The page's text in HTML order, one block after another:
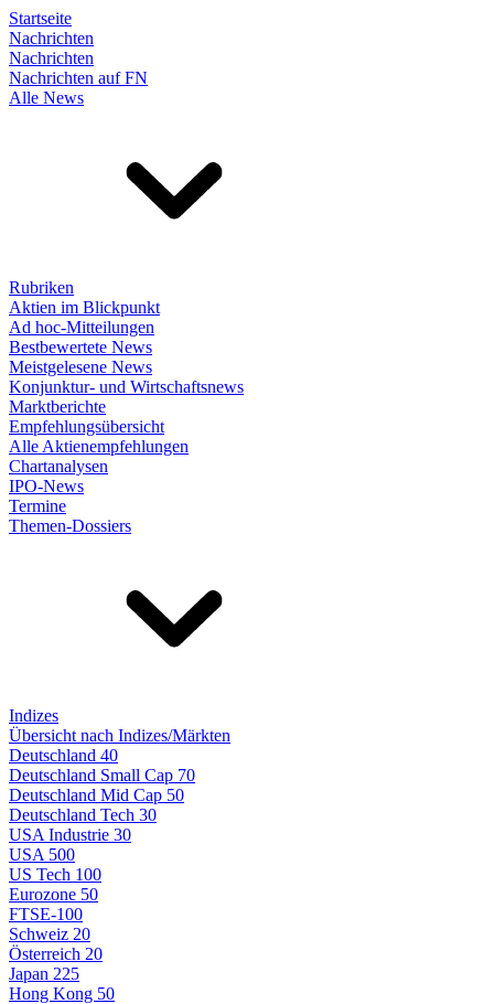
Startseite
Nachrichten
Nachrichten
Nachrichten auf FN
Alle News
Rubriken
Aktien im Blickpunkt
Ad hoc-Mitteilungen
Bestbewertete News
Meistgelesene News
Konjunktur- und Wirtschaftsnews
Marktberichte
Empfehlungsübersicht
Alle Aktienempfehlungen
Chartanalysen
IPO-News
Termine
Themen-Dossiers
Indizes
Übersicht nach Indizes/Märkten
Deutschland 40
Deutschland Small Cap 70
Deutschland Mid Cap 50
Deutschland Tech 30
USA Industrie 30
USA 500
US Tech 100
Eurozone 50
FTSE-100
Schweiz 20
Österreich 20
Japan 225
Hong Kong 50